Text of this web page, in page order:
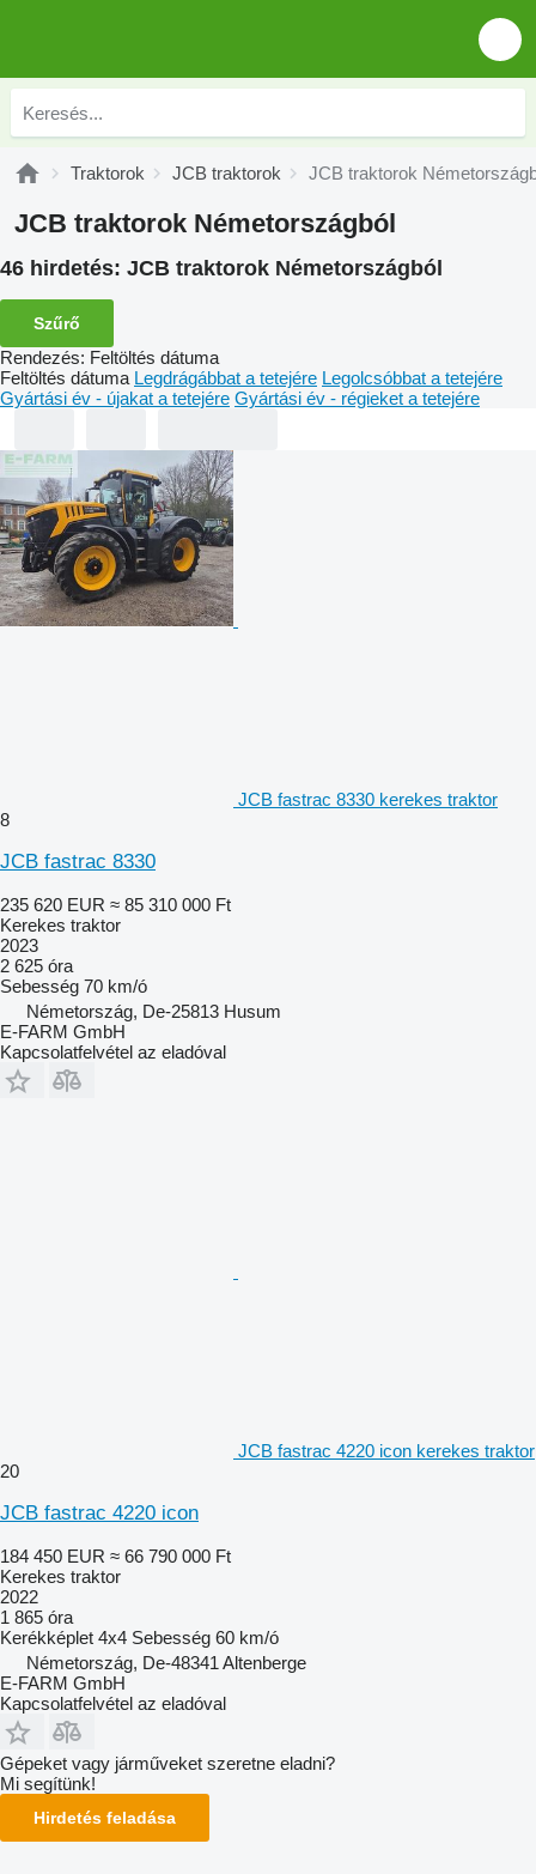
Traktorok JCB traktorok JCB traktorok
JCB traktorok Németországból
46 hirdetés: JCB traktorok Németországból
Szűrő
Rendezés: Feltöltés dátuma
Feltöltés dátuma Legdrágábbat a tetejére Legolcsóbbat a tetejére
Gyártási év - újakat a tetejére Gyártási év - régieket a tetejére
JCB fastrac 8330 kerekes traktor
8
JCB fastrac 8330
235 620 EUR ≈ 85 310 000 Ft
Kerekes traktor
2023
2 625 óra
Sebesség 70 km/ó
Németország, De-25813 Husum
E-FARM GmbH
Kapcsolatfelvétel az eladóval
JCB fastrac 4220 icon kerekes traktor
20
JCB fastrac 4220 icon
184 450 EUR ≈ 66 790 000 Ft
Kerekes traktor
2022
1 865 óra
Kerékképlet 4x4 Sebesség 60 km/ó
Németország, De-48341 Altenberge
E-FARM GmbH
Kapcsolatfelvétel az eladóval
Gépeket vagy járműveket szeretne eladni?
Mi segítünk!
Hirdetés feladása